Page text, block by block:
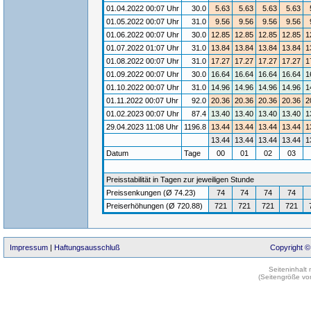
01.04.2022 00:07 Uhr
30.0 5.63 5.63 5.63 5.63
01.05.2022 00:07 Uhr
31.0 9.56 9.56 9.56 9.56
01.06.2022 00:07 Uhr
30.0 12.85 12.85 12.85 12.85
01.07.2022 01:07 Uhr
31.0 13.84 13.84 13.84 13.84
01.08.2022 00:07 Uhr
31.0 17.27 17.27 17.27 17.27
01.09.2022 00:07 Uhr
30.0 16.64 16.64 16.64 16.64
01.10.2022 00:07 Uhr
31.0 14.96 14.96 14.96 14.96
01.11.2022 00:07 Uhr
92.0 20.36 20.36 20.36 20.36
01.02.2023 00:07 Uhr
87.4 13.40 13.40 13.40 13.40
29.04.2023 11:08 Uhr
1196.8 13.44 13.44 13.44 13.44
13.44
13.44 13.44 13.44
Datum
Tage 00 01 02 03
Preisstabilität in Tagen zur jeweiligen Stunde
Preissenkungen (Ø 74.23)
74 74 74 74
Preiserhöhungen (Ø 720.88)
721 721 721 721
Impressum | Haftungsausschluß Copyright ©
Seiteninhalt
(Seitengröße